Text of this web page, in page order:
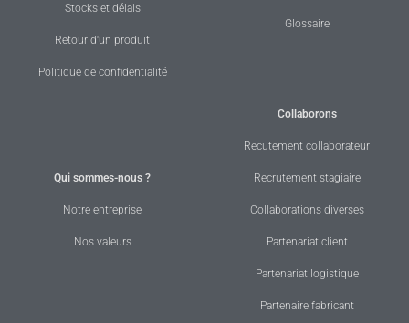
Stocks et délais
Retour d'un produit
Politique de confidentialité
Glossaire
Qui sommes-nous ?
Notre entreprise
Nos valeurs
Collaborons
Recutement collaborateur
Recrutement stagiaire
Collaborations diverses
Partenariat client
Partenariat logistique
Partenaire fabricant